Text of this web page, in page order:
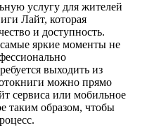
услугу для жителей
Лайт, которая
и доступность.
яркие моменты не
выходить из
можно прямо
сервиса или мобильное
таким образом, чтобы